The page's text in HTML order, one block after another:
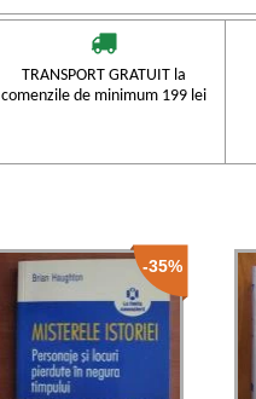
TRANSPORT GRATUIT la
comenzile de minimum 199 lei
-35%